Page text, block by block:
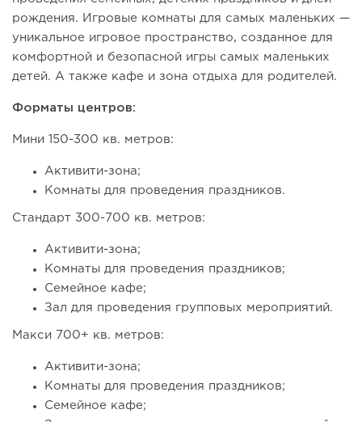
рождения. Игровые комнаты для самых маленьких —
уникальное игровое пространство, созданное для
комфортной и безопасной игры самых маленьких
детей. А также кафе и зона отдыха для родителей.
Форматы центров:
Мини 150-300 кв. метров:
Активити-зона;
Комнаты для проведения праздников.
Стандарт 300-700 кв. метров:
Активити-зона;
Комнаты для проведения праздников;
Семейное кафе;
Зал для проведения групповых мероприятий.
Макси 700+ кв. метров:
Активити-зона;
Комнаты для проведения праздников;
Семейное кафе;